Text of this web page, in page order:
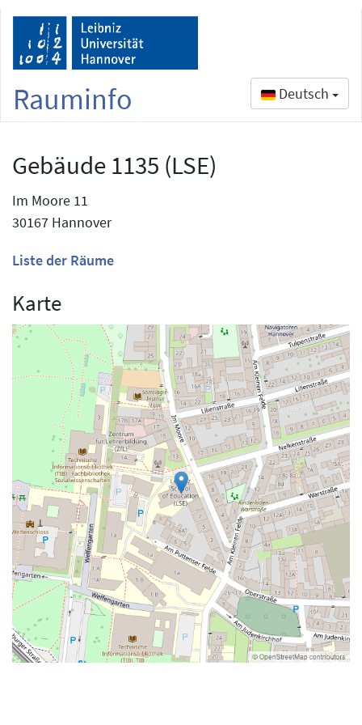
Rauminfo Deutsch
Gebäude 1135 (LSE)
Im Moore 11
30167 Hannover
Liste der Räume
Karte